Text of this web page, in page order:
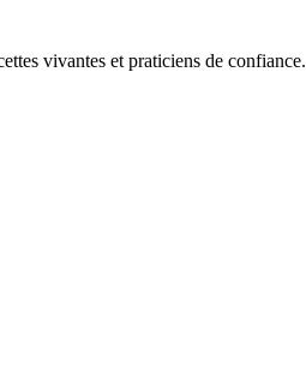
vivantes et praticiens de confiance.